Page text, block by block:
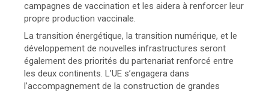
campagnes de vaccination et les aidera à renforcer leur
propre production vaccinale.
La transition énergétique, la transition numérique, et le
développement de nouvelles infrastructures seront
également des priorités du partenariat renforcé entre
les deux continents. L’UE s’engagera dans
l’accompagnement de la construction de grandes